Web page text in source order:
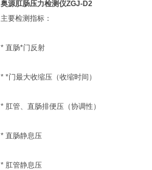
奥源肛肠压力检测仪ZGJ-D2
主要检测指标：
* 直肠*门反射
* *门最大收缩压（收缩时间）
* 肛管、直肠排便压（协调性）
* 直肠静息压
* 肛管静息压